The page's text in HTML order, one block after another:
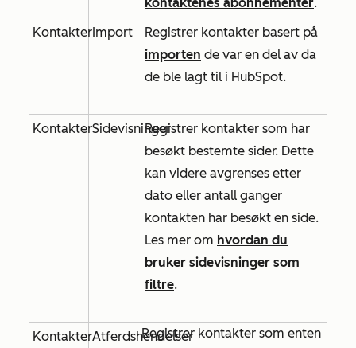
KontakterImport
Registrer kontakter basert på
importen de var en del av da
de ble lagt til i HubSpot.
KontakterSidevisningerRegistrer kontakter som har
besøkt bestemte sider. Dette
kan videre avgrenses etter
dato eller antall ganger
kontakten har besøkt en side.
Les mer om hvordan du
bruker sidevisninger som
filtre.
KontakterAtferdshendelserRegistrer kontakter som enten